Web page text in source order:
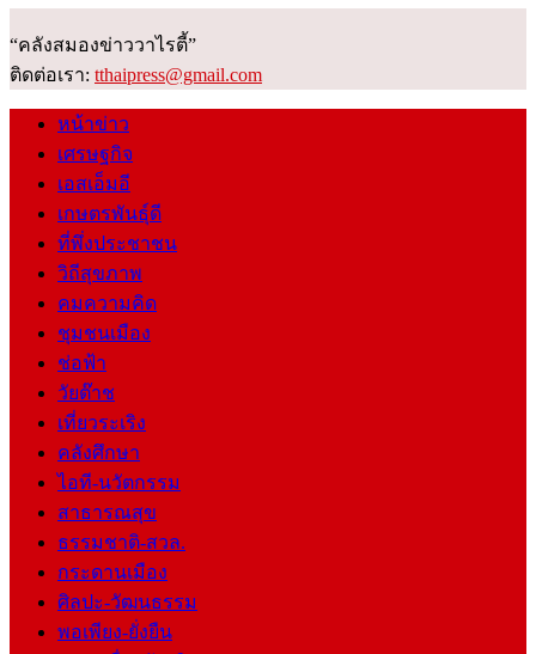
“คลังสมองข่าววาไรตี้”
ติดต่อเรา: tthaipress@gmail.com
หน้าข่าว
เศรษฐกิจ
เอสเอ็มอี
เกษตรพันธุ์ดี
ที่พึ่งประชาชน
วิถีสุขภาพ
คมความคิด
ชุมชนเมือง
ช่อฟ้า
วัยต๊าช
เที่ยวระเริง
คลังศึกษา
ไอที-นวัตกรรม
สาธารณสุข
ธรรมชาติ-สวล.
กระดานเมือง
ศิลปะ-วัฒนธรรม
พอเพียง-ยั่งยืน